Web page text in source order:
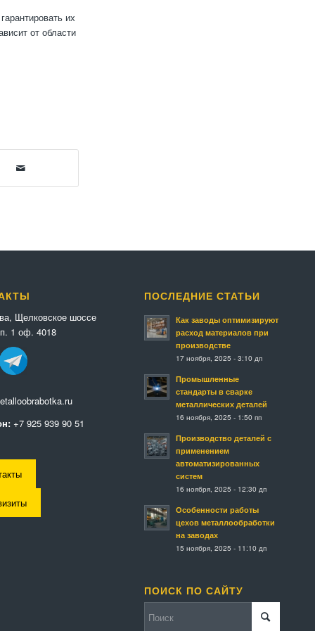
их
от области
Щелковское шоссе
1 оф. 4018
+7 925 939 90 51
ПОСЛЕДНИЕ СТАТЬИ
Как заводы оптимизируют
расход материалов при
производстве
17 ноября, 2025 - 3:10 дп
Промышленные
стандарты в сварке
металлических деталей
16 ноября, 2025 - 1:50 пп
Производство деталей с
применением
автоматизированных
систем
16 ноября, 2025 - 12:30 дп
Особенности работы
цехов металлообработки
на заводах
15 ноября, 2025 - 11:10 дп
ПОИСК ПО САЙТУ